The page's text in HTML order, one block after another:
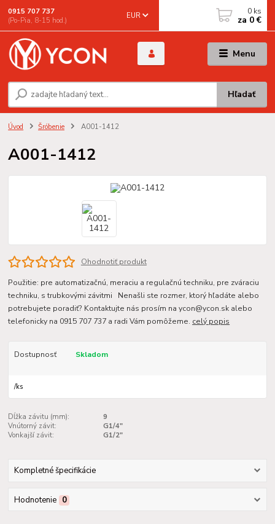
Menu
EUR
Hľadať
0915 707 737
(Po-Pia, 8-15 hod.)
0 ks
za 0 €
Úvod Šróbenie A001-1412
A001-1412
Ohodnotiť produkt
Použitie: pre automatizačnú, meraciu a regulačnú techniku, pre zváraciu
techniku, s trubkovými závitmi Nenašli ste rozmer, ktorý hľadáte alebo
potrebujete poradiť? Kontaktujte nás prosím na ycon@ycon.sk alebo
telefonicky na 0915 707 737 a radi Vám pomôžeme. celý popis
Dostupnosť Skladom
/ks
Dĺžka závitu (mm):
9
Vnútorný závit:
G1/4"
Vonkajší závit:
G1/2"
Kompletné špecifikácie
Hodnotenie 0